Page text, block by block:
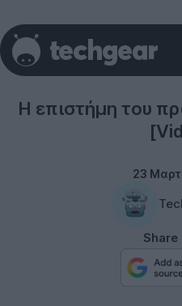
Η επιστήμη του
23
Share